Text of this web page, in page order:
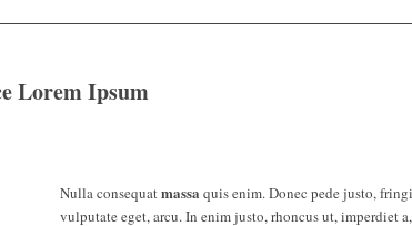
Lorem Ipsum
Nulla consequatmassa quis enim. Donec pede justo,
vulputate eget, arcu. In enim justo, rhoncus ut, imperdiet